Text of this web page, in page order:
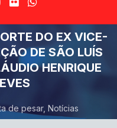
DO EX VICE-
DE SÃO LUÍS
HENRIQUE
de pesar, Notícias